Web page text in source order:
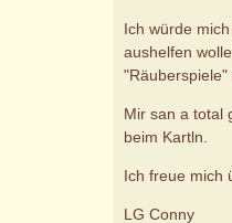
Ich würde
aushelfen
"Räuberspiele"
Mir san a total
beim Kartln.
Ich freue mich
LG Conny